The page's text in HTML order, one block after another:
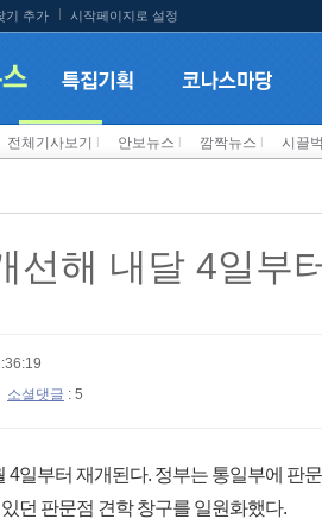
기 추가 시작페이지로 설정
전체기사보기 안보뉴스 깜짝뉴스 시끌
선해 내달 4일부
소셜댓글 : 5
4일부터 재개된다. 정부는 통일부에 판
던 판문점 견학 창구를 일원화했다.